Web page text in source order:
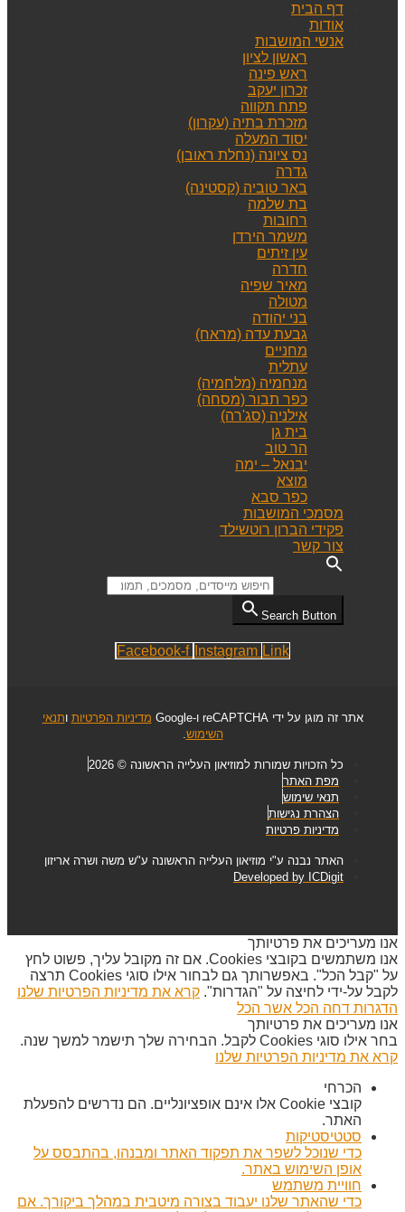
דף הבית
אודות
אנשי המושבות
ראשון לציון
ראש פינה
זכרון יעקב
פתח תקווה
מזכרת בתיה (עקרון)
יסוד המעלה
נס ציונה (נחלת ראובן)
גדרה
באר טוביה (קסטינה)
בת שלמה
רחובות
משמר הירדן
עין זיתים
חדרה
מאיר שפיה
מטולה
בני יהודה
גבעת עדה (מראח)
מחניים
עתלית
מנחמיה (מלחמיה)
כפר תבור (מסחה)
אילניה (סג'רה)
בית גן
הר טוב
יבנאל – ימה
מוצא
כפר סבא
מסמכי המושבות
פקידי הברון רוטשילד
צור קשר
Search Button
Facebook-f Instagram Link
אתר זה מוגן על ידי reCAPTCHA ו-Google מדיניות הפרטיות ותנאי
השימוש.
כל הזכויות שמורות למוזיאון העלייה הראשונה © 2026
מפת האתר
תנאי שימוש
הצהרת נגישות
מדיניות פרטיות
האתר נבנה ע"י מוזיאון העלייה הראשונה ע"ש משה ושרה אריזון
Developed by ICDigit
אנו מעריכים את פרטיותך
אנו משתמשים בקובצי Cookies. אם זה מקובל עליך, פשוט לחץ
על "קבל הכל". באפשרותך גם לבחור אילו סוגי Cookies תרצה
לקבל על-ידי לחיצה על "הגדרות". קרא את מדיניות הפרטיות שלנו
הדגרות דחה הכל אשר הכל
אנו מעריכים את פרטיותך
בחר אילו סוגי Cookies לקבל. הבחירה שלך תישמר למשך שנה.
קרא את מדיניות הפרטיות שלנו
הכרחי
קובצי Cookie אלו אינם אופציונליים. הם נדרשים להפעלת
האתר.
סטטיסטיקות
כדי שנוכל לשפר את תפקוד האתר ומבנהו, בהתבסס על
אופן השימוש באתר.
חוויית משתמש
כדי שהאתר שלנו יעבוד בצורה מיטבית במהלך ביקורך. אם